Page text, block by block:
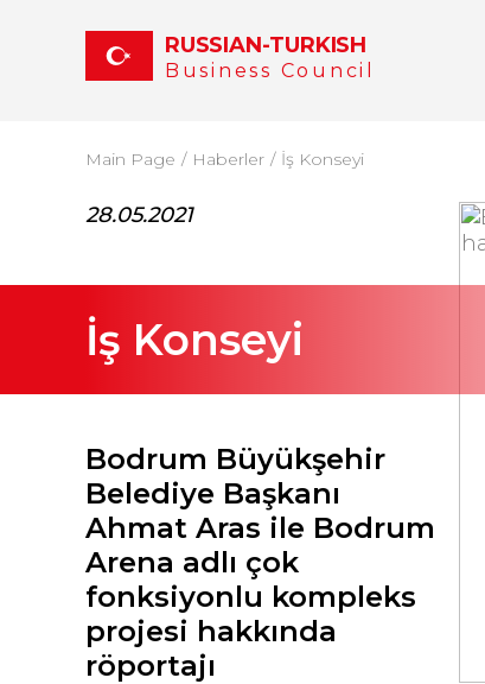
RUSSIAN-TURKISH
Business Council
Main Page Haberler İş Konseyi
28.05.2021
İş Konseyi
Bodrum Büyükşehir
Belediye Başkanı
Ahmat Aras ile Bodrum
Arena adlı çok
fonksiyonlu kompleks
projesi hakkında
röportajı